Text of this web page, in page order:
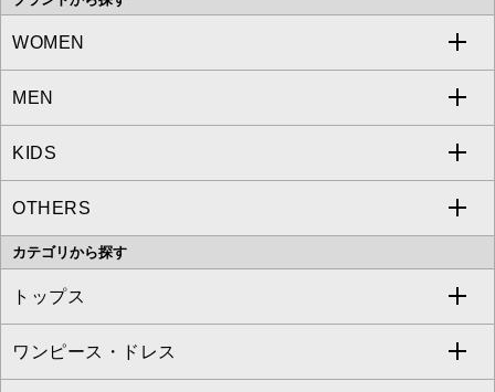
WOMEN
a.v.v
MICHEL KLEIN
MK MICHEL KLEIN
OFUON le MK
MEN
a.v.v
MICHEL KLEIN HOMME
MK MICHEL KLEIN HOMME
KIDS
a.v.v
OTHERS
MK MICHEL KLEIN BAG
カテゴリから探す
トップス
すべてのトップス
ワンピース・ドレス